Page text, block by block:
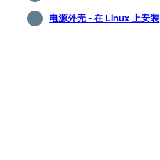
电源外壳 - 在 Linux 上安装